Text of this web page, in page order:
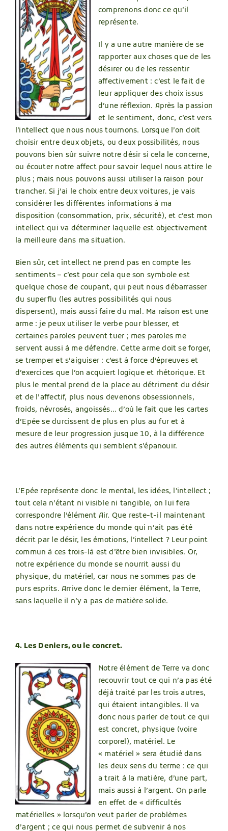
comprenons donc ce qu’il
représente.
Il y a une autre manière de se
rapporter aux choses que de les
désirer ou de les ressentir
affectivement : c’est le fait de
leur appliquer des choix issus
d’une réflexion. Après la passion
et le sentiment, donc, c’est vers
l’intellect que nous nous tournons. Lorsque l’on doit
choisir entre deux objets, ou deux possibilités, nous
pouvons bien sûr suivre notre désir si cela le concerne,
ou écouter notre affect pour savoir lequel nous attire le
plus ; mais nous pouvons aussi utiliser la raison pour
trancher. Si j’ai le choix entre deux voitures, je vais
considérer les différentes informations à ma
disposition (consommation, prix, sécurité), et c’est mon
intellect qui va déterminer laquelle est objectivement
la meilleure dans ma situation.
Bien sûr, cet intellect ne prend pas en compte les
sentiments – c’est pour cela que son symbole est
quelque chose de coupant, qui peut nous débarrasser
du superflu (les autres possibilités qui nous
dispersent), mais aussi faire du mal. Ma raison est une
arme : je peux utiliser le verbe pour blesser, et
certaines paroles peuvent tuer ; mes paroles me
servent aussi à me défendre. Cette arme doit se forger,
se tremper et s’aiguiser : c’est à force d’épreuves et
d’exercices que l’on acquiert logique et rhétorique. Et
plus le mental prend de la place au détriment du désir
et de l’affectif, plus nous devenons obsessionnels,
froids, névrosés, angoissés… d’où le fait que les cartes
d’Epée se durcissent de plus en plus au fur et à
mesure de leur progression jusque 10, à la différence
des autres éléments qui semblent s’épanouir.
L’Epée représente donc le mental, les idées, l’intellect ;
tout cela n’étant ni visible ni tangible, on lui fera
correspondre l’élément Air. Que reste-t-il maintenant
dans notre expérience du monde qui n’ait pas été
décrit par le désir, les émotions, l’intellect ? Leur point
commun à ces trois-là est d’être bien invisibles. Or,
notre expérience du monde se nourrit aussi du
physique, du matériel, car nous ne sommes pas de
purs esprits. Arrive donc le dernier élément, la Terre,
sans laquelle il n’y a pas de matière solide.
4. Les Deniers, ou le concret.
Notre élément de Terre va donc
recouvrir tout ce qui n’a pas été
déjà traité par les trois autres,
qui étaient intangibles. Il va
donc nous parler de tout ce qui
est concret, physique (voire
corporel), matériel. Le
« matériel » sera étudié dans
les deux sens du terme : ce qui
a trait à la matière, d’une part,
mais aussi à l’argent. On parle
en effet de « difficultés
matérielles » lorsqu’on veut parler de problèmes
d’argent ; ce qui nous permet de subvenir à nos